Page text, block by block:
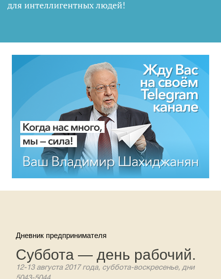
для интеллигентных людей!
Дневник предпринимателя
Суббота — день рабочий.
12-13 августа 2017 года, суббота-воскресенье, дни